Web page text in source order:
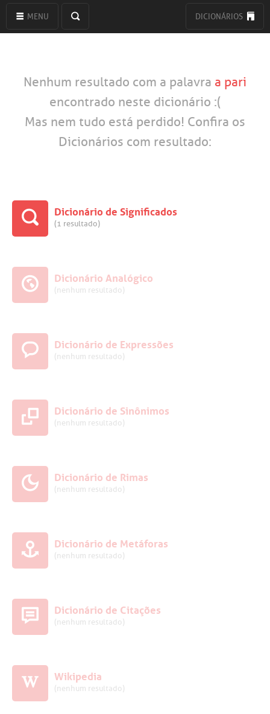
MENU DICIONÁRIOS
Nenhum resultado com a palavra a pari
encontrado neste dicionário :(
Mas nem tudo está perdido! Confira os
Dicionários com resultado:
Dicionário de Significados
(1 resultado)
Dicionário Analógico
(nenhum resultado)
Dicionário de Expressões
(nenhum resultado)
Dicionário de Sinônimos
(nenhum resultado)
Dicionário de Rimas
(nenhum resultado)
Dicionário de Metáforas
(nenhum resultado)
Dicionário de Citações
(nenhum resultado)
Wikipedia
(nenhum resultado)